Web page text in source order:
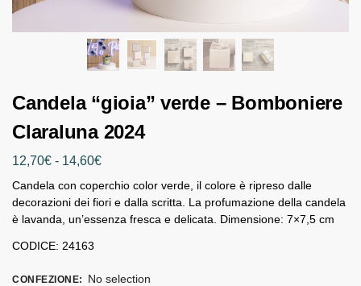
Candela “gioia” verde – Bomboniere
Claraluna 2024
12,70€ - 14,60€
Candela con coperchio color verde, il colore è ripreso dalle
decorazioni dei fiori e dalla scritta. La profumazione della candela
è lavanda, un’essenza fresca e delicata. Dimensione: 7×7,5 cm
CODICE: 24163
CONFEZIONE: No selection